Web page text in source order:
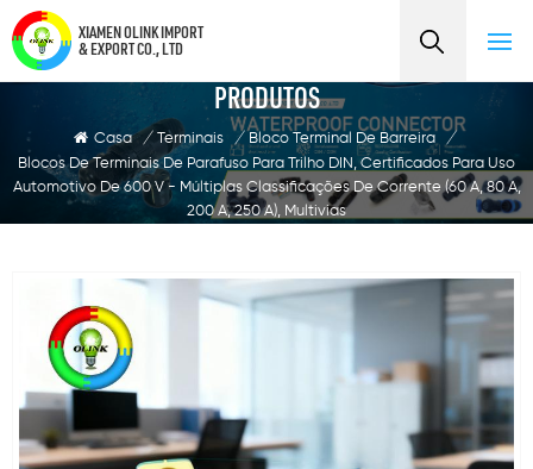
XIAMEN OLINK IMPORT
& EXPORT CO., LTD
PRODUTOS
Casa / Terminais / Bloco Terminal De Barreira
/
Blocos De Terminais De Parafuso Para Trilho DIN, Certificados Para Uso
Automotivo De 600 V - Múltiplas Classificações De Corrente (60 A, 80 A,
200 A, 250 A), Multivias